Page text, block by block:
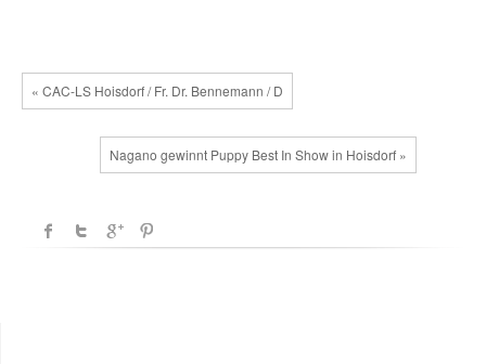
« CAC-LS Hoisdorf / Fr. Dr. Bennemann / D
Nagano gewinnt Puppy Best In Show in Hoisdorf »